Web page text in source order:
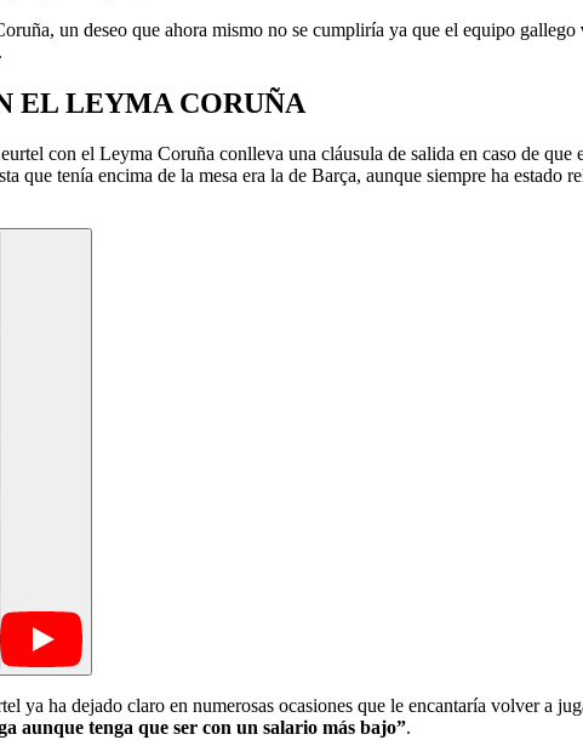
un deseo que ahora mismo no se cumpliría ya que el equipo gallego
EL LEYMA CORUÑA
con el Leyma Coruña conlleva una cláusula de salida en caso de que
tenía encima de la mesa era la de Barça, aunque siempre ha estado
ya ha dejado claro en numerosas ocasiones que le encantaría volver a
aunque tenga que ser con un salario más bajo”.